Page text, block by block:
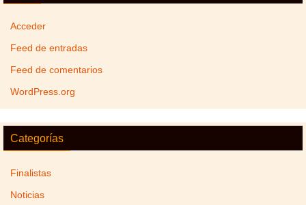
Acceder
Feed de entradas
Feed de comentarios
WordPress.org
Categorías
Finalistas
Noticias